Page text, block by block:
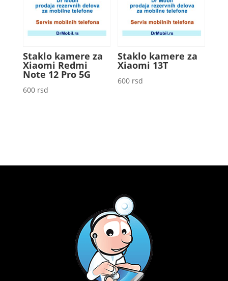
Staklo kamere za
Xiaomi Redmi
Note 12 Pro 5G
600 rsd
Staklo kamere za
Xiaomi 13T
600 rsd